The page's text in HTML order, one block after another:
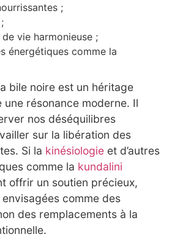
;
vie harmonieuse ;
énergétiques comme la
bile noire est un héritage
résonance moderne. Il
nos déséquilibres
sur la libération des
Si la kinésiologie et d’autres
comme la kundalini
offrir un soutien précieux,
comme des
des remplacements à la